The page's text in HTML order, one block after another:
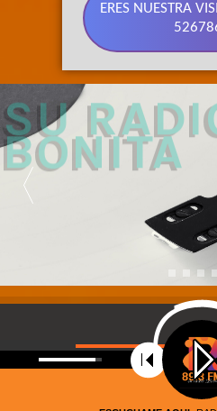
ERES NUESTRA
89.3 FM
SU
BONITA
Radio Riobamba